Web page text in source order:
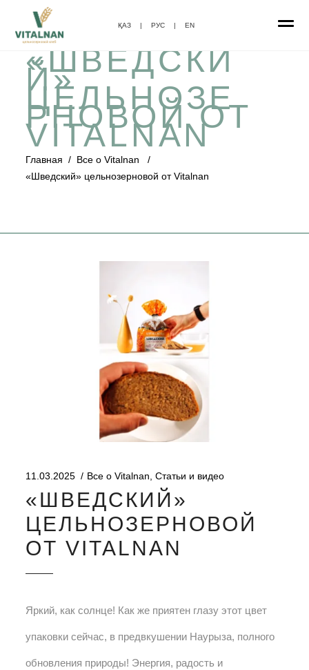
ҚАЗ | РУС | EN
«ШВЕДСКИ
Й»
ЦЕЛЬНОЗЕ
РНОВОЙ ОТ
VITALNAN
Главная / Все о Vitalnan
/
«Шведский» цельнозерновой от Vitalnan
11.03.2025 Все о Vitalnan, Статьи и видео
«ШВЕДСКИЙ»
ЦЕЛЬНОЗЕРНОВОЙ
ОТ VITALNAN
Яркий, как солнце! Как же приятен глазу этот цвет
упаковки сейчас, в предвкушении Наурыза, полного
обновления природы! Энергия, радость и